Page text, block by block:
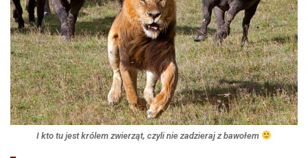
I kto tu jest królem zwierząt, czyli nie zadzieraj z bawołem